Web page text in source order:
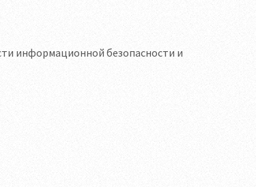
информационной безопасности и